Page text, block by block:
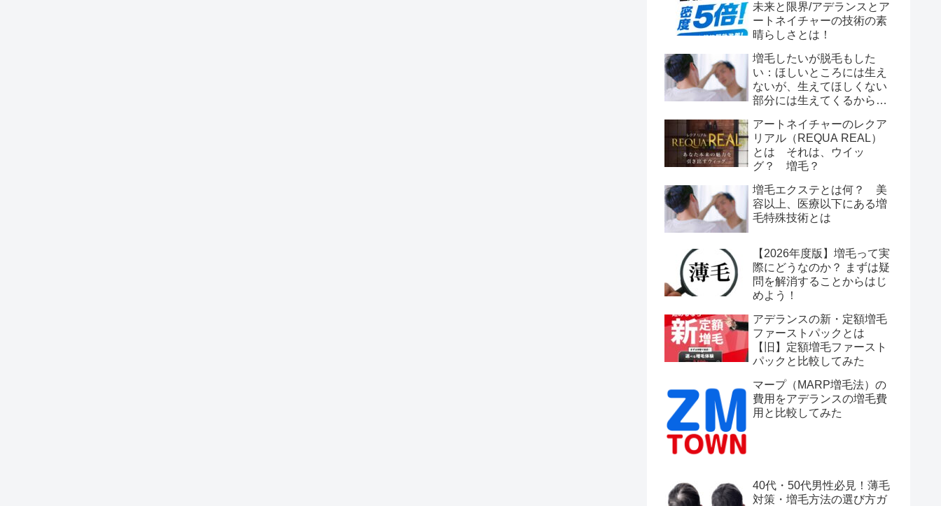
未来と限界/アデランスとア
ートネイチャーの技術の素
晴らしさとは！
増毛したいが脱毛もした
い：ほしいところには生え
ないが、生えてほしくない
部分には生えてくるから脱
アートネイチャーのレクア
リアル（REQUA REAL）
とは それは、ウイッ
グ？ 増毛？
増毛エクステとは何？ 美
容以上、医療以下にある増
毛特殊技術とは
【2026年度版】増毛って実
際にどうなのか？ まずは疑
問を解消することからはじ
めよう！
アデランスの新・定額増毛
ファーストパックとは
【旧】定額増毛ファースト
パックと比較してみた
マープ（MARP増毛法）の
費用をアデランスの増毛費
用と比較してみた
40代・50代男性必見！薄毛
対策・増毛方法の選び方ガ